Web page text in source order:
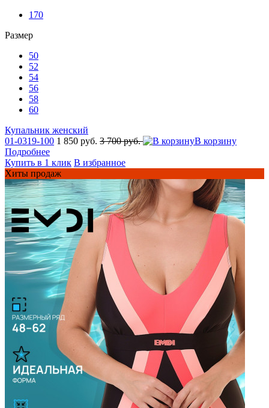
170
Размер
50
52
54
56
58
60
Купальник женский
01-0319-100 1 850 руб. 3 700 руб.
В корзину
Подробнее
Купить в 1 клик В избранное
Хиты продаж